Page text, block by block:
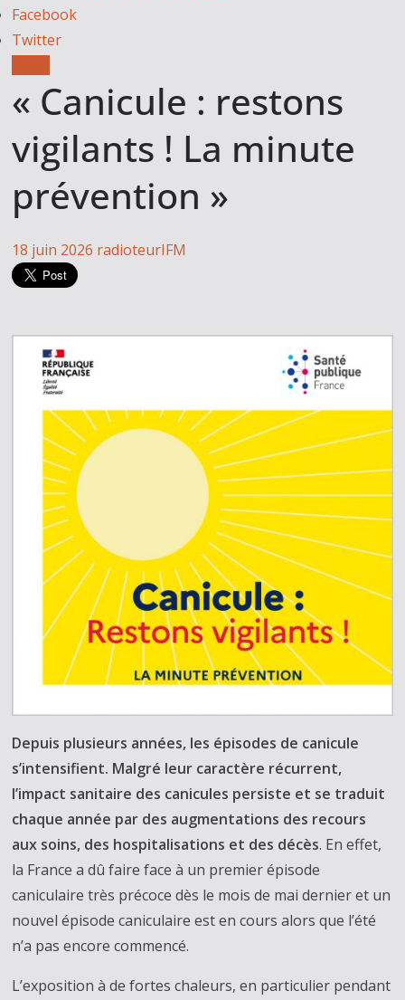
Facebook
Twitter
« Canicule : restons
vigilants ! La minute
prévention »
18 juin 2026 radioteurIFM
Depuis plusieurs années, les épisodes de canicule
s’intensifient. Malgré leur caractère récurrent,
l’impact sanitaire des canicules persiste et se traduit
chaque année par des augmentations des recours
aux soins, des hospitalisations et des décès. En effet,
la France a dû faire face à un premier épisode
caniculaire très précoce dès le mois de mai dernier et un
nouvel épisode caniculaire est en cours alors que l’été
n’a pas encore commencé.
L’exposition à de fortes chaleurs, en particulier pendant